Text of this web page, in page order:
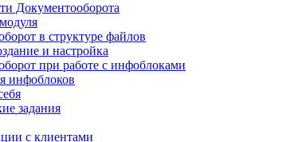
Документооборота
в структуре файлов
и настройка
при работе с инфоблоками
инфоблоков
задания
с клиентами